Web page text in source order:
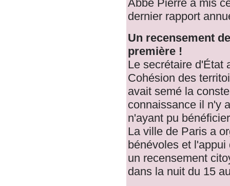
Abbé Pierre a mis
dernier rapport
Un recensement
première !
Le secrétaire d'État
Cohésion des
avait semé la
connaissance il n'y
n'ayant pu
La ville de Paris a
bénévoles et
un recensement
dans la nuit du 15